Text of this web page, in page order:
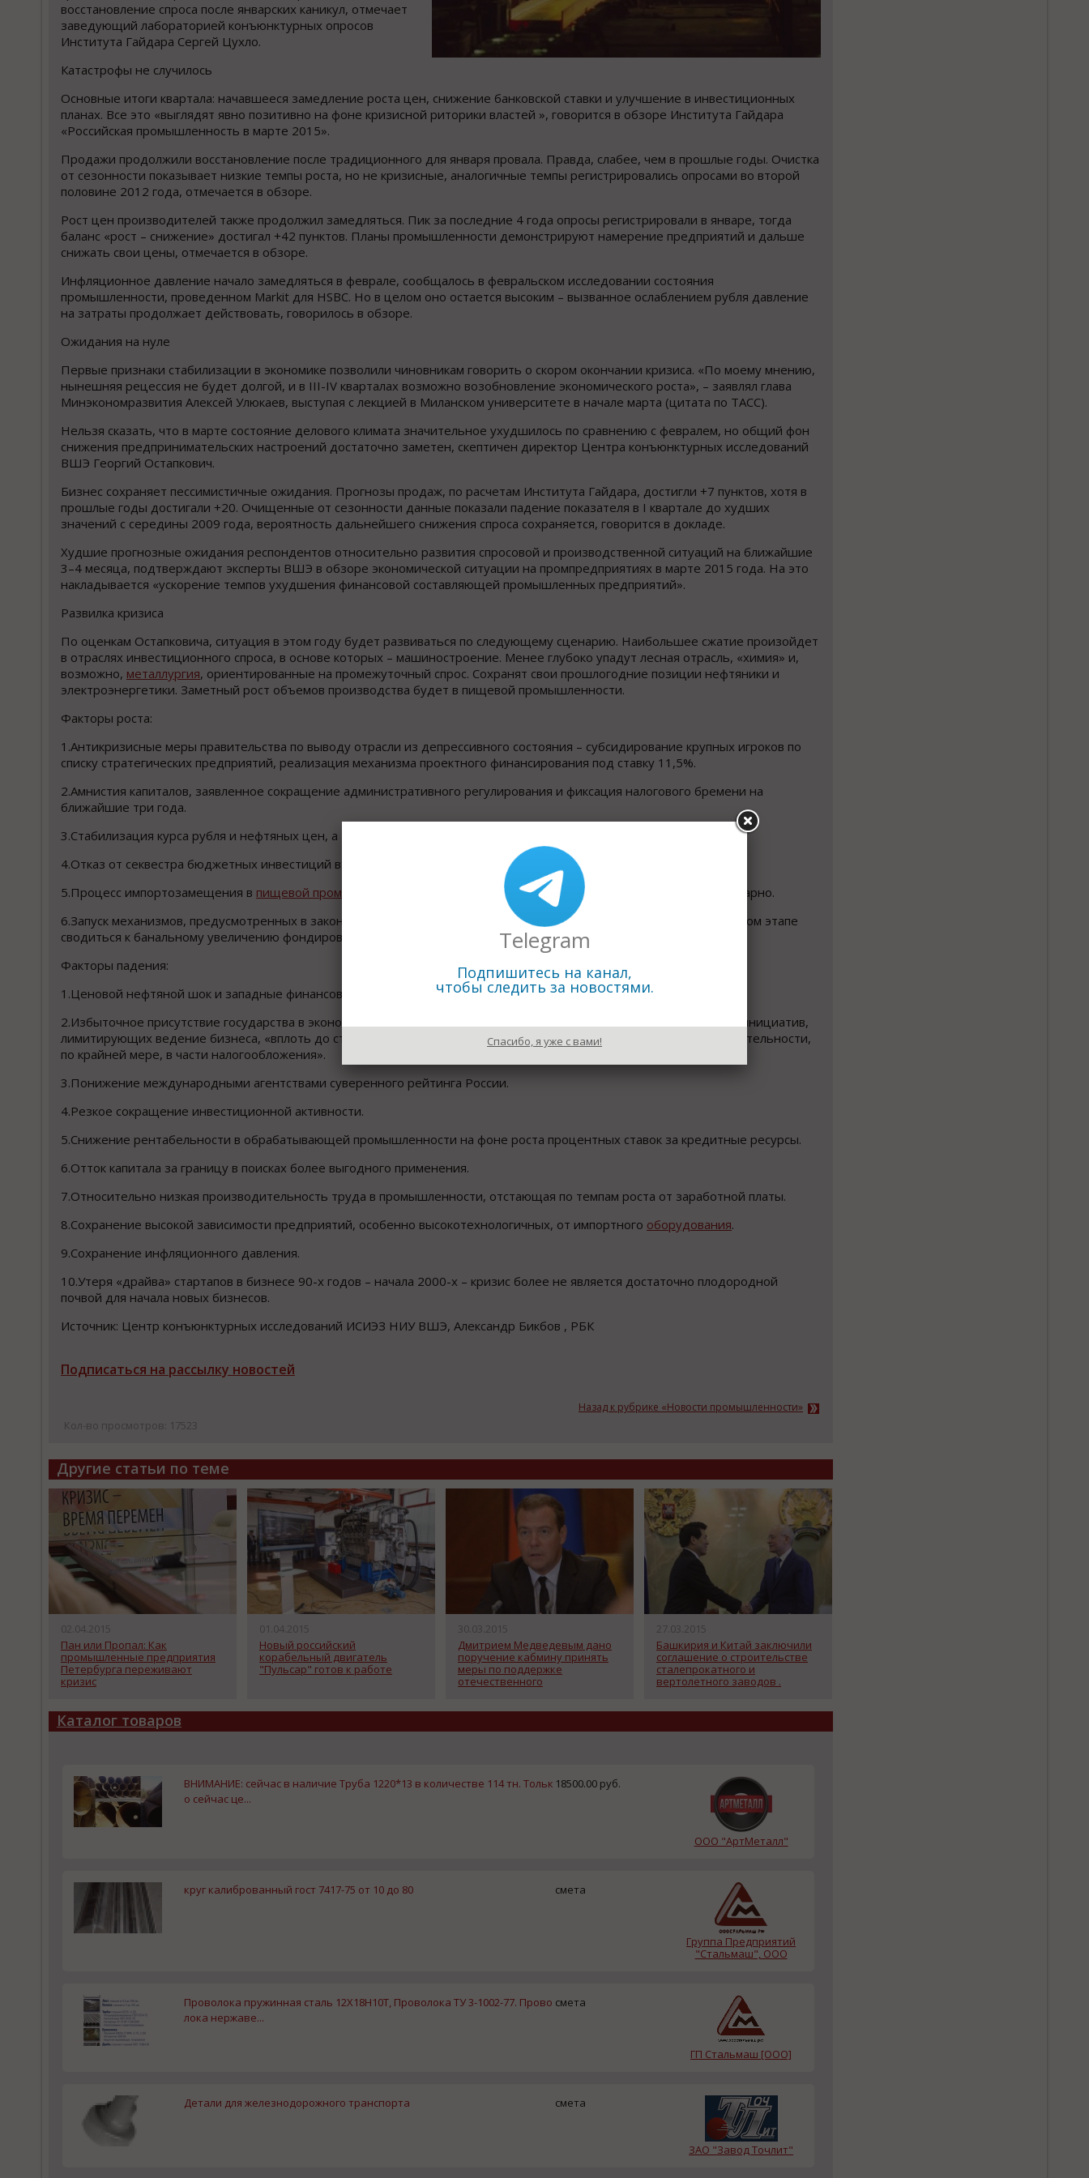
восстановление спроса после январских каникул, отмечает
заведующий лабораторией конъюнктурных опросов
Института Гайдара Сергей Цухло.
Катастрофы не случилось
Основные итоги квартала: начавшееся замедление роста цен, снижение банковской ставки и улучшение в инвестиционных
планах. Все это «выглядят явно позитивно на фоне кризисной риторики властей », говорится в обзоре Института Гайдара
«Российская промышленность в марте 2015».
Продажи продолжили восстановление после традиционного для января провала. Правда, слабее, чем в прошлые годы. Очистка
от сезонности показывает низкие темпы роста, но не кризисные, аналогичные темпы регистрировались опросами во второй
половине 2012 года, отмечается в обзоре.
Рост цен производителей также продолжил замедляться. Пик за последние 4 года опросы регистрировали в январе, тогда
баланс «рост – снижение» достигал +42 пунктов. Планы промышленности демонстрируют намерение предприятий и дальше
снижать свои цены, отмечается в обзоре.
Инфляционное давление начало замедляться в феврале, сообщалось в февральском исследовании состояния
промышленности, проведенном Markit для HSBC. Но в целом оно остается высоким – вызванное ослаблением рубля давление
на затраты продолжает действовать, говорилось в обзоре.
Ожидания на нуле
Первые признаки стабилизации в экономике позволили чиновникам говорить о скором окончании кризиса. «По моему мнению,
нынешняя рецессия не будет долгой, и в III-IV кварталах возможно возобновление экономического роста», – заявлял глава
Минэкономразвития Алексей Улюкаев, выступая с лекцией в Миланском университете в начале марта (цитата по ТАСС).
Нельзя сказать, что в марте состояние делового климата значительное ухудшилось по сравнению с февралем, но общий фон
снижения предпринимательских настроений достаточно заметен, скептичен директор Центра конъюнктурных исследований
ВШЭ Георгий Остапкович.
Бизнес сохраняет пессимистичные ожидания. Прогнозы продаж, по расчетам Института Гайдара, достигли +7 пунктов, хотя в
прошлые годы достигали +20. Очищенные от сезонности данные показали падение показателя в I квартале до худших
значений с середины 2009 года, вероятность дальнейшего снижения спроса сохраняется, говорится в докладе.
Худшие прогнозные ожидания респондентов относительно развития спросовой и производственной ситуаций на ближайшие
3–4 месяца, подтверждают эксперты ВШЭ в обзоре экономической ситуации на промпредприятиях в марте 2015 года. На это
накладывается «ускорение темпов ухудшения финансовой составляющей промышленных предприятий».
Развилка кризиса
По оценкам Остапковича, ситуация в этом году будет развиваться по следующему сценарию. Наибольшее сжатие произойдет
в отраслях инвестиционного спроса, в основе которых – машиностроение. Менее глубоко упадут лесная отрасль, «химия» и,
возможно, металлургия, ориентированные на промежуточный спрос. Сохранят свои прошлогодние позиции нефтяники и
электроэнергетики. Заметный рост объемов производства будет в пищевой промышленности.
Факторы роста:
1.Антикризисные меры правительства по выводу отрасли из депрессивного состояния – субсидирование крупных игроков по
списку стратегических предприятий, реализация механизма проектного финансирования под ставку 11,5%.
2.Амнистия капиталов, заявленное сокращение административного регулирования и фиксация налогового бремени на
ближайшие три года.
3.Стабилизация курса рубля и нефтяных цен, а также ожидаемое замедление инфляционной составляющей.
4.Отказ от секвестра бюджетных инвестиций в оборонный промышленный комплекс.
5.Процесс импортозамещения в пищевой промышленности
и металлургии, в остальных отраслях – лишь фрагментарно.
6.Запуск механизмов, предусмотренных в законе о промышленной политике, «если только они не будут на начальном этапе
сводиться к банальному увеличению фондирования отдельных предприятий».
Факторы падения:
1.Ценовой нефтяной шок и западные финансовые санкции.
2.Избыточное присутствие государства в экономике – рост запретительных и ограничительных законодательных инициатив,
лимитирующих ведение бизнеса, «вплоть до становления СКР одним из основных регуляторов экономической деятельности,
по крайней мере, в части налогообложения».
3.Понижение международными агентствами суверенного рейтинга России.
4.Резкое сокращение инвестиционной активности.
5.Снижение рентабельности в обрабатывающей промышленности на фоне роста процентных ставок за кредитные ресурсы.
6.Отток капитала за границу в поисках бо​лее выгодного применения.
7.Относительно низкая производительность труда в промышленности, отстающая по темпам роста от заработной платы.
8.Сохранение высокой зависимости предприятий, особенно высокотехнологичных, от импортного оборудования.
9.Сохранение инфляционного давления.
10.Утеря «драйва» стартапов в бизнесе 90-х годов – начала 2000-х – кризис более не является достаточно плодородной
почвой для начала новых бизнесов.
Источник: Центр конъюнктурных исследований ИСИЭЗ НИУ ВШЭ, Александр Бикбов , РБК
Подписаться на рассылку новостей
Назад к рубрике «Новости промышленности»
Кол-во просмотров: 17523
Другие статьи по теме
02.04.2015
Пан или Пропал: Как
промышленные предприятия
Петербурга переживают
кризис
01.04.2015
Новый российский
корабельный двигатель
"Пульсар" готов к работе
30.03.2015
Дмитрием Медведевым дано
поручение кабмину принять
меры по поддержке
отечественного
27.03.2015
Башкирия и Китай заключили
соглашение о строительстве
сталепрокатного и
вертолетного заводов .
Каталог товаров
ВНИМАНИЕ: сейчас в наличие Труба 1220*13 в количестве 114 тн. Тольк
о сейчас це...
18500.00 руб.
ООО "АртМеталл"
круг калиброванный гост 7417-75 от 10 до 80 смета
Группа Предприятий
"Стальмаш", ООО
Проволока пружинная сталь 12Х18Н10Т, Проволока ТУ 3-1002-77. Прово
лока нержаве...
смета
ГП Стальмаш [ООО]
Детали для железнодорожного транспорта смета
ЗАО "Завод Точлит"
Telegram
Подпишитесь на канал,
чтобы следить за новостями.
Спасибо, я уже с вами!